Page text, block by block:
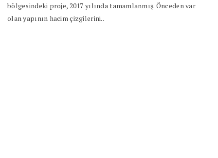
bölgesindeki proje, 2017 yılında tamamlanmış. Önceden var
olan yapının hacim çizgilerini..